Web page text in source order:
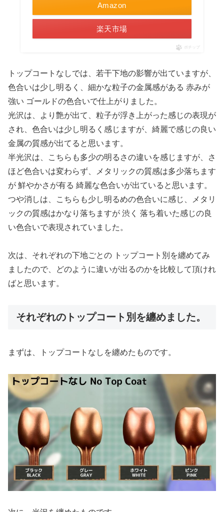
Amazon
楽天市場
ポチップ
トップコートなしでは、若干下地の影響が出ていますが、
色合いは少し明るく、細かな粒子の金属感がある 赤みが
強い ゴールドの色合いで仕上がりました。
光沢は、より艶が出て、粒子が浮き上がった感じの表現が
され、色合いは少し明るく感じますが、綺麗で感じの良い
金属の質感が出てると思います。
半光沢は、こちらも多少の明るさの違いを感じますが、さ
ほど色合いは変わらず、メタリックの質感は多少落ちます
が 鮮やかさが有る 綺麗な色合いが出ていると思います。
つや消しは、こちらも少し明るめの色合いに感じ、メタリ
ックの質感はかなり落ちますが 渋く 落ち着いた感じの良
い色合いで表現されていました。
次は、それぞれの下地ごとの トップコート別を纏めてみ
ましたので、どのように違いが出るのかを比較して頂けれ
ばと思います。
それぞれのトップコート別を纏めました。
まずは、トップコートなしを纏めたものです。